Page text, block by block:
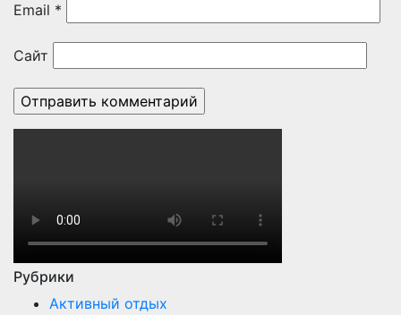
Email *
Сайт
Рубрики
Активный отдых